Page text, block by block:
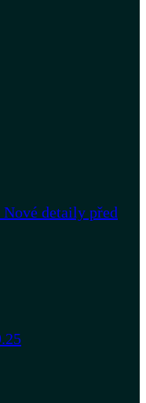
detaily před